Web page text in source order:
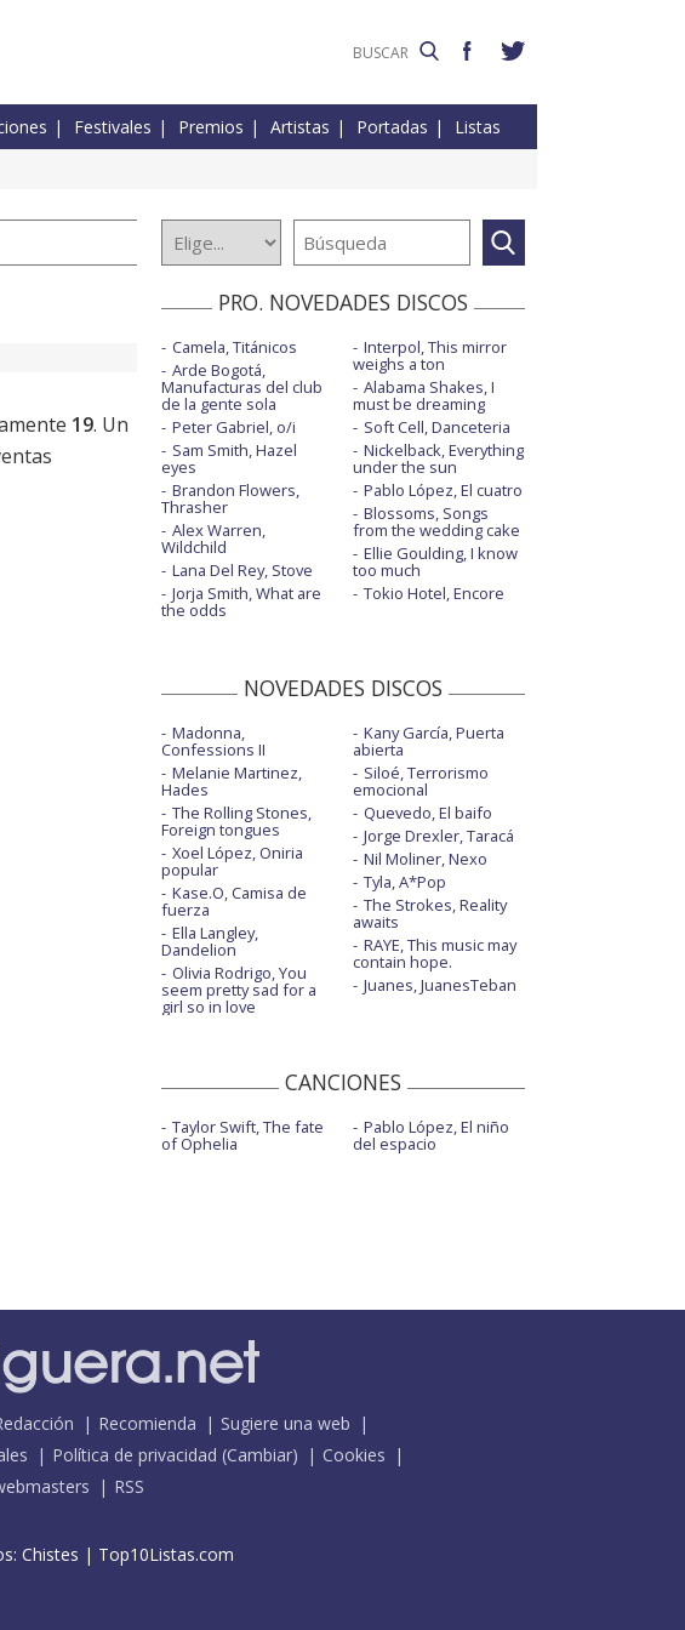
Festivales Premios Artistas Portadas Listas
19. Un
PRO. NOVEDADES DISCOS
Camela, Titánicos
Arde Bogotá,
Manufacturas del club
de la gente sola
Peter Gabriel, o/i
Sam Smith, Hazel
eyes
Brandon Flowers,
Thrasher
Alex Warren,
Wildchild
Lana Del Rey, Stove
Jorja Smith, What are
the odds
Interpol, This mirror
weighs a ton
Alabama Shakes, I
must be dreaming
Soft Cell, Danceteria
Nickelback, Everything
under the sun
Pablo López, El cuatro
Blossoms, Songs
from the wedding cake
Ellie Goulding, I know
too much
Tokio Hotel, Encore
NOVEDADES DISCOS
Madonna,
Confessions II
Melanie Martinez,
Hades
The Rolling Stones,
Foreign tongues
Xoel López, Oniria
popular
Kase.O, Camisa de
fuerza
Ella Langley,
Dandelion
Olivia Rodrigo, You
seem pretty sad for a
girl so in love
Kany García, Puerta
abierta
Siloé, Terrorismo
emocional
Quevedo, El baifo
Jorge Drexler, Taracá
Nil Moliner, Nexo
Tyla, A*Pop
The Strokes, Reality
awaits
RAYE, This music may
contain hope.
Juanes, JuanesTeban
CANCIONES
Taylor Swift, The fate
of Ophelia
Pablo López, El niño
del espacio
Recomienda
Sugiere una web
Política de privacidad (Cambiar)
Cookies
RSS
Chistes | Top10Listas.com